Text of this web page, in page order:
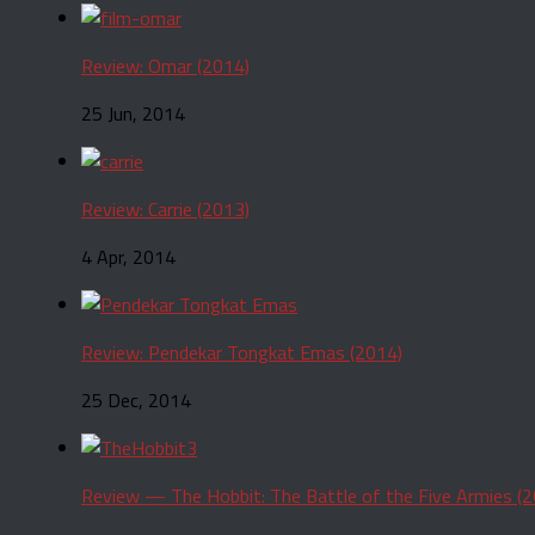
Review: Omar (2014)
25 Jun, 2014
Review: Carrie (2013)
4 Apr, 2014
Review: Pendekar Tongkat Emas (2014)
25 Dec, 2014
Review — The Hobbit: The Battle of the Five Armies